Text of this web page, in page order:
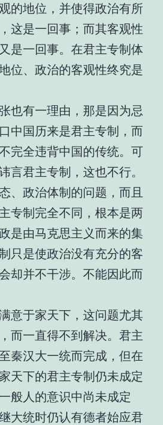
的地位，并使得政治有所
这是一回事；而其客观性
是一回事。在君主专制体
位、政治的客观性终究是
有一理由，那是因为忌
中国历来是君主专制，而
完全违背中国的传统。可
言君主专制，这也不行。
、政治体制的问题，而且
专制完全不同，根本是两
是由马克思主义而来的集
只是使政治没有充分的客
却并不干涉。不能因此而
于家天下，这问题尤其
而一直得不到解决。君主
秦汉大一统而完成，但在
天下的君主专制仍未成定
般人的意识中尚未成定
大统时仍认有德者始应君